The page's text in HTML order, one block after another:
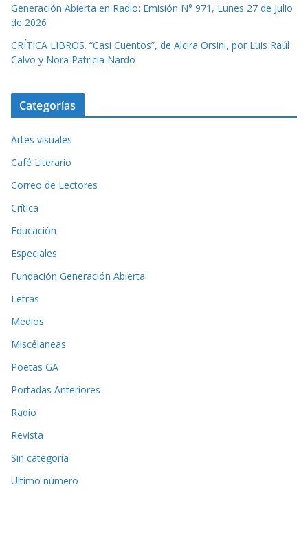
Generación Abierta en Radio: Emisión N° 971, Lunes 27 de Julio
de 2026
CRÍTICA LIBROS. “Casi Cuentos”, de Alcira Orsini, por Luis Raúl
Calvo y Nora Patricia Nardo
Categorías
Artes visuales
Café Literario
Correo de Lectores
Crítica
Educación
Especiales
Fundación Generación Abierta
Letras
Medios
Miscélaneas
Poetas GA
Portadas Anteriores
Radio
Revista
Sin categoría
Ultimo número